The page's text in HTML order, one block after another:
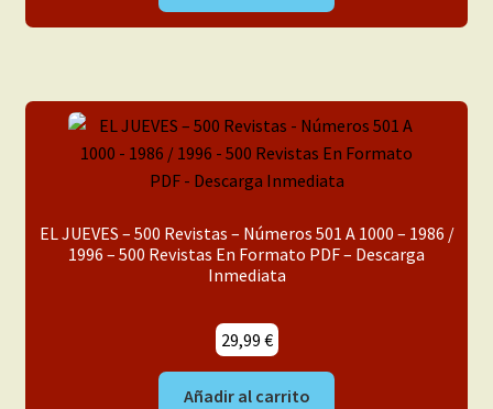
EL JUEVES – 500 Revistas – Números 501 A 1000 – 1986 /
1996 – 500 Revistas En Formato PDF – Descarga
Inmediata
29,99 €
Añadir al carrito